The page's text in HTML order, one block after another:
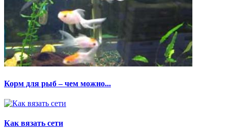
Корм для рыб – чем можно...
Как вязать сети